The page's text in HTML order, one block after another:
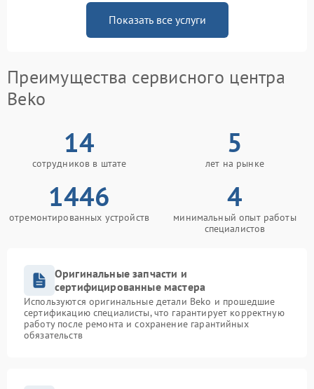
Показать все услуги
Преимущества сервисного центра
Beko
14
сотрудников в штате
5
лет на рынке
1446
отремонтированных устройств
4
минимальный опыт работы
специалистов
Оригинальные запчасти и
сертифицированные мастера
Используются оригинальные детали Beko и прошедшие
сертификацию специалисты, что гарантирует корректную
работу после ремонта и сохранение гарантийных
обязательств